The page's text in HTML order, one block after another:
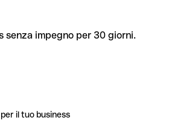
senza impegno per 30 giorni.
il tuo business